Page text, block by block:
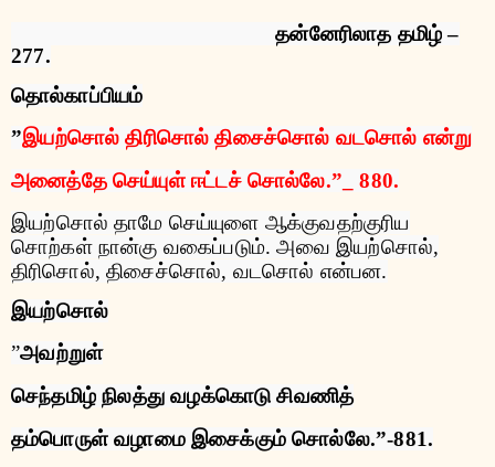
தன்னேரிலாத தமிழ் –
277.
தொல்காப்பியம்
”இயற்சொல் திரிசொல் திசைச்சொல் வடசொல் என்று
அனைத்தே செய்யுள் ஈட்டச் சொல்லே.”_ 880.
இயற்சொல் தாமே செய்யுளை ஆக்குவதற்குரிய
சொற்கள் நான்கு வகைப்படும்.அவை இயற்சொல்,
திரிசொல்,திசைச்சொல், வடசொல் என்பன.
இயற்சொல்
”அவற்றுள்
செந்தமிழ் நிலத்து வழக்கொடு சிவணித்
தம்பொருள் வழாமை இசைக்கும் சொல்லே.”-881.